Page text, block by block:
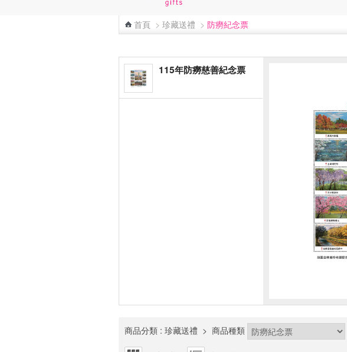
首頁 > 珍藏送禮 > 防癆紀念票
115年防癆慈善紀念票
商品分類 : 珍藏送禮 > 商品種類